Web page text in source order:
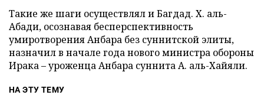
Такие же шаги осуществлял и Багдад. Х. аль-
Абади, осознавая бесперспективность
умиротворения Анбара без суннитской элиты,
назначил в начале года нового министра обороны
Ирака – уроженца Анбара суннита А. аль-Хайяли.
НА ЭТУ ТЕМУ